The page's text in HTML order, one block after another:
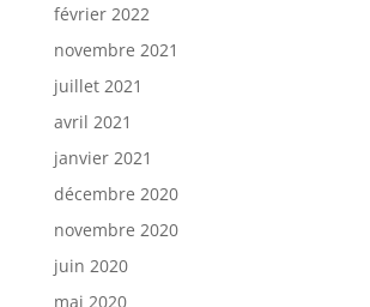
février 2022
novembre 2021
juillet 2021
avril 2021
janvier 2021
décembre 2020
novembre 2020
juin 2020
mai 2020